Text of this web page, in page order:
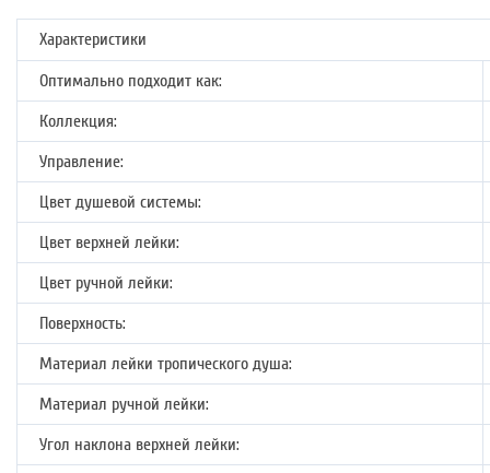
Характеристики
Оптимально подходит как:
Коллекция:
Управление:
Цвет душевой системы:
Цвет верхней лейки:
Цвет ручной лейки:
Поверхность:
Материал лейки тропического душа:
Материал ручной лейки:
Угол наклона верхней лейки: